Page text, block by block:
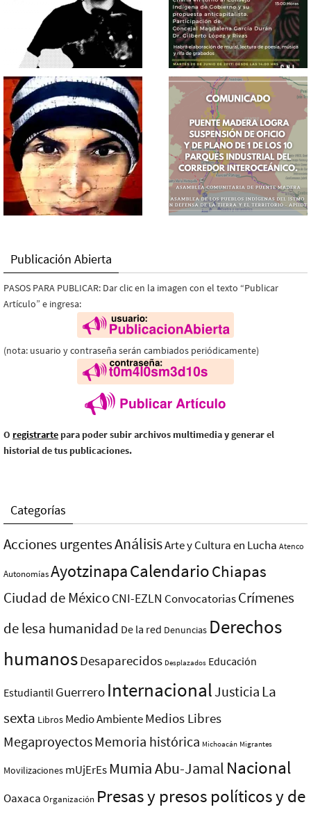
Publicación Abierta
PASOS PARA PUBLICAR: Dar clic en la imagen con el texto “Publicar
Artículo” e ingresa:
(nota: usuario y contraseña serán cambiados periódicamente)
O registrarte para poder subir archivos multimedia y generar el
historial de tus publicaciones.
Categorías
Acciones urgentesAnálisisArte y Cultura en Lucha Atenco
AutonomíasAyotzinapaCalendarioChiapas
Ciudad de MéxicoCNI-EZLN ConvocatoriasCrímenes
de lesa humanidad De la red Denuncias Derechos
humanosDesaparecidos Desplazados Educación
Estudiantil Guerrero InternacionalJusticia La
sexta Libros Medio AmbienteMedios Libres
MegaproyectosMemoria histórica Michoacán Migrantes
Movilizaciones mUjErEs Mumia Abu-Jamal Nacional
Oaxaca Organización Presas y presos polí­ticos y de